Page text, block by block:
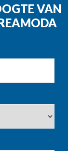
VAN